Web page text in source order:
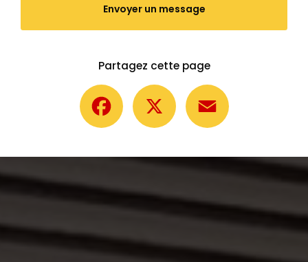
Envoyer un message
Partagez cette page
Facebook